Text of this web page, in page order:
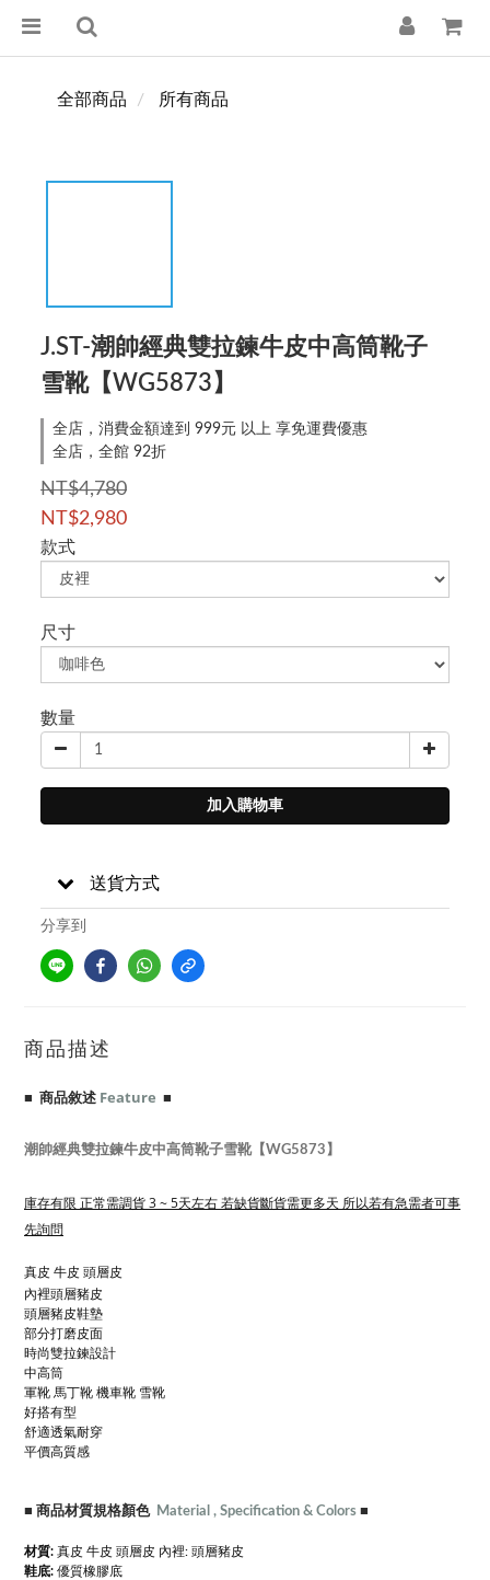
全部商品 所有商品
J.ST-潮帥經典雙拉鍊牛皮中高筒靴子
雪靴【WG5873】
全店，消費金額達到 999元 以上 享免運費優惠
全店，全館 92折
NT$4,780
NT$2,980
款式
尺寸
數量
加入購物車
送貨方式
分享到
商品描述
■ 商品敘述 Feature ■
潮帥經典雙拉鍊牛皮中高筒靴子雪靴【WG5873】
庫存有限 正常需調貨 3 ~ 5天左右 若缺貨斷貨需更多天 所以若有急需者可事
先詢問
真皮 牛皮 頭層皮
內裡頭層豬皮
頭層豬皮鞋墊
部分打磨皮面
時尚雙拉鍊設計
中高筒
軍靴 馬丁靴 機車靴 雪靴
好搭有型
舒適透氣耐穿
平價高質感
■ 商品材質規格顏色 Material , Specification & Colors ■
材質: 真皮 牛皮 頭層皮 內裡: 頭層豬皮
鞋底: 優質橡膠底